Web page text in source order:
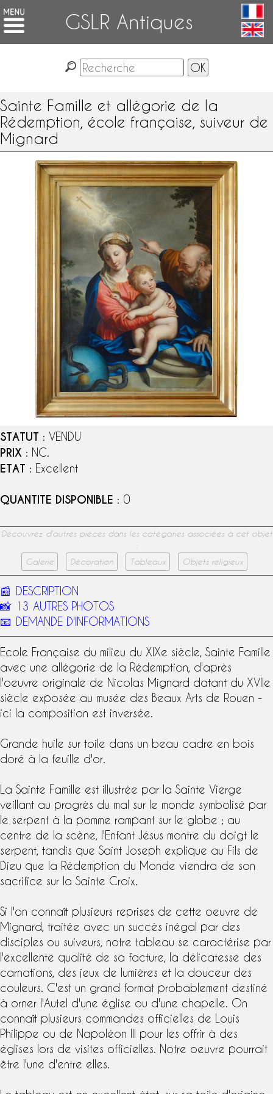
GSLR Antiques
Sainte Famille et allégorie de la
Rédemption, école française, suiveur de
Mignard
STATUT : VENDU
PRIX : NC.
ETAT : Excellent
QUANTITE DISPONIBLE : 0
Découvrez d’autres pièces dans les catégories associées à cet objet
:
Galerie
Décoration Tableaux Objets religieux
📰 DESCRIPTION
📸 13 AUTRES PHOTOS
📧 DEMANDE D'INFORMATIONS
Ecole Française du milieu du XIXe siècle Sainte Famille
avec une allégorie de la Rédemption, d'après
l'oeuvre originale de Nicolas Mignard datant du XVIIe
siècle exposée au musée des Beaux Arts de Rouen -
ici la composition est inversée.
Grande huile sur toile dans un beau cadre en bois
doré à la feuille d'or
La Sainte Famille est illustrée par la Sainte Vierge
veillant au progrès du mal sur le monde symbolisé par
le serpent à la pomme rampant sur le globe ; au
centre de la scène, l'Enfant Jésus montre du doigt le
serpent, tandis que Saint Joseph explique au Fils de
Dieu que la Rédemption du Monde viendra de son
sacrifice sur la Sainte Croix.
Si l'on connaît plusieurs reprises de cette oeuvre de
Mignard, traitée avec un succès inégal par des
disciples ou suiveurs, notre tableau se caractérise par
l'excellente qualité de sa facture, la délicatesse des
carnations, des jeux de lumières et la douceur des
couleurs. C'est un grand format probablement destiné
à orner l'Autel d'une église ou d'une chapelle. On
connaît plusieurs commandes officielles de Louis
Philippe ou de Napoléon III pour les offrir à des
églises lors de visites officielles. Notre oeuvre pourrait
être l'une d'entre elles.